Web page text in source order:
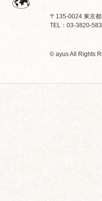
〒135-0024 東京
TEL：03-3820-
© ayus All Rights